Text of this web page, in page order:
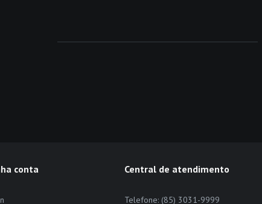
conta Central de atendimento
Telefone: (85) 3031-9999